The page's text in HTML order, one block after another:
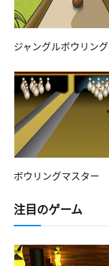
ジャングルボウリング
ボウリングマスター
注目のゲーム